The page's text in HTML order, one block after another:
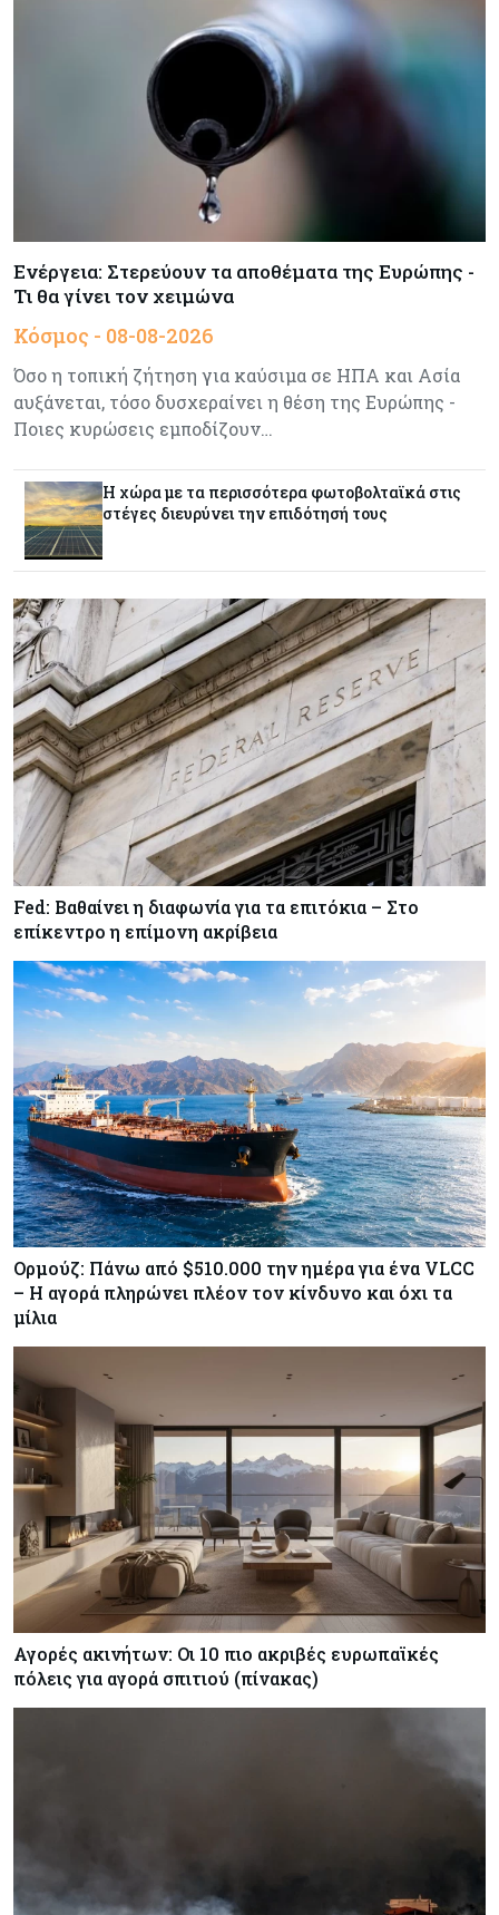
M&A μεσαίας αγοράς
Κύπρος 08-08-2026
Πιο ισχυρό το κυπριακό διαβατήριο το 2026
Meridiam–GSI: Τι προκύπτει – και τι όχι – από
Η Τουρκία χτυπάει Ντουμπάι και Λονδίνο:
Φορολογικά κίνητρα για επαναπατρισμό
πλούσιων κατοίκων και επενδυτών
Από τα €150,6 εκατ. στα €112 εκατ. οι κρατικές
πιστώσεις για έρευνα στην Κύπρο
Κόσμος 07-08-2026
Παγκόσμιος συναγερμός για τις τιμές των
τροφίμων
Κύπρος 07-08-2026
Οι τιμές καθορίζουν την επιλογή παρόχου
κινητής στην Κύπρο
Κύπρος 07-08-2026
34.787 νέες εγγραφές οχημάτων στο επτάμηνο
- Άνοδος 11,5% σε σχέση με πέρσι
Κόσμος
ΕΚΤ: Αιφνιδιάστηκε από την πώληση ευρώ από
τις ΗΠΑ
Κύπρος 07-08-2026
Χορηγία €10.000 για υποτροφίες σε φοιτητές του
ΤΕΠΑΚ
Ενέργεια: Στερεύουν τα αποθέματα της Ευρώπης -
Τι θα γίνει τον χειμώνα
Κόσμος - 08-08-2026
Όσο η τοπική ζήτηση για καύσιμα σε ΗΠΑ και Ασία
αυξάνεται, τόσο δυσχεραίνει η θέση της Ευρώπης -
Ποιες κυρώσεις εμποδίζουν…
Η χώρα με τα περισσότερα φωτοβολταϊκά στις
στέγες διευρύνει την επιδότησή τους
Fed: Βαθαίνει η διαφωνία για τα επιτόκια – Στο
επίκεντρο η επίμονη ακρίβεια
Ορμούζ: Πάνω από $510.000 την ημέρα για ένα VLCC
– Η αγορά πληρώνει πλέον τον κίνδυνο και όχι τα
μίλια
Αγορές ακινήτων: Οι 10 πιο ακριβές ευρωπαϊκές
πόλεις για αγορά σπιτιού (πίνακας)